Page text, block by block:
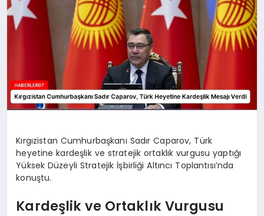
Kırgızistan Cumhurbaşkanı Sadır Caparov, Türk
heyetine kardeşlik ve stratejik ortaklık vurgusu yaptığı
Yüksek Düzeyli Stratejik İşbirliği Altıncı Toplantısı’nda
konuştu.
Kardeşlik ve Ortaklık Vurgusu